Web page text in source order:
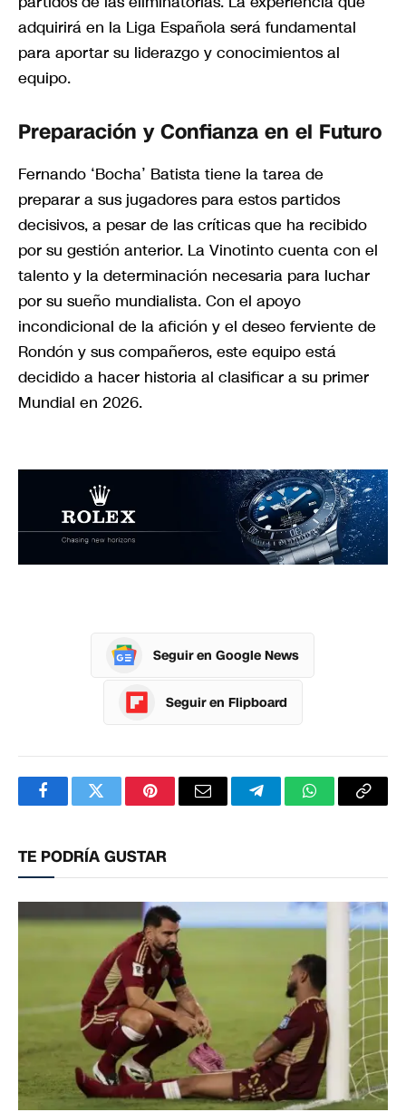
adquirirá en la Liga Española será fundamental
para aportar su liderazgo y conocimientos al
equipo.
Preparación y Confianza en el Futuro
Fernando ‘Bocha’ Batista tiene la tarea de
preparar a sus jugadores para estos partidos
decisivos, a pesar de las críticas que ha recibido
por su gestión anterior. La Vinotinto cuenta con el
talento y la determinación necesaria para luchar
por su sueño mundialista. Con el apoyo
incondicional de la afición y el deseo ferviente de
Rondón y sus compañeros, este equipo está
decidido a hacer historia al clasificar a su primer
Mundial en 2026.
Seguir en Google News
Seguir en Flipboard
FacebookTwitterPinterestCorreoTelegramWhatsApp
TE PODRÍA GUSTAR